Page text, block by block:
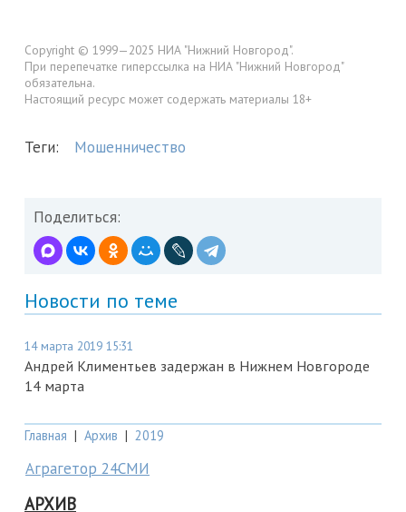
Copyright © 1999—2025 НИА "Нижний Новгород".
При перепечатке гиперссылка на НИА "Нижний Новгород"
обязательна.
Настоящий ресурс может содержать материалы 18+
Теги: Мошенничество
Поделиться:
Новости по теме
14 марта 2019 15:31
Андрей Климентьев задержан в Нижнем Новгороде
14 марта
Главная | Архив | 2019
Аграгетор 24СМИ
АРХИВ